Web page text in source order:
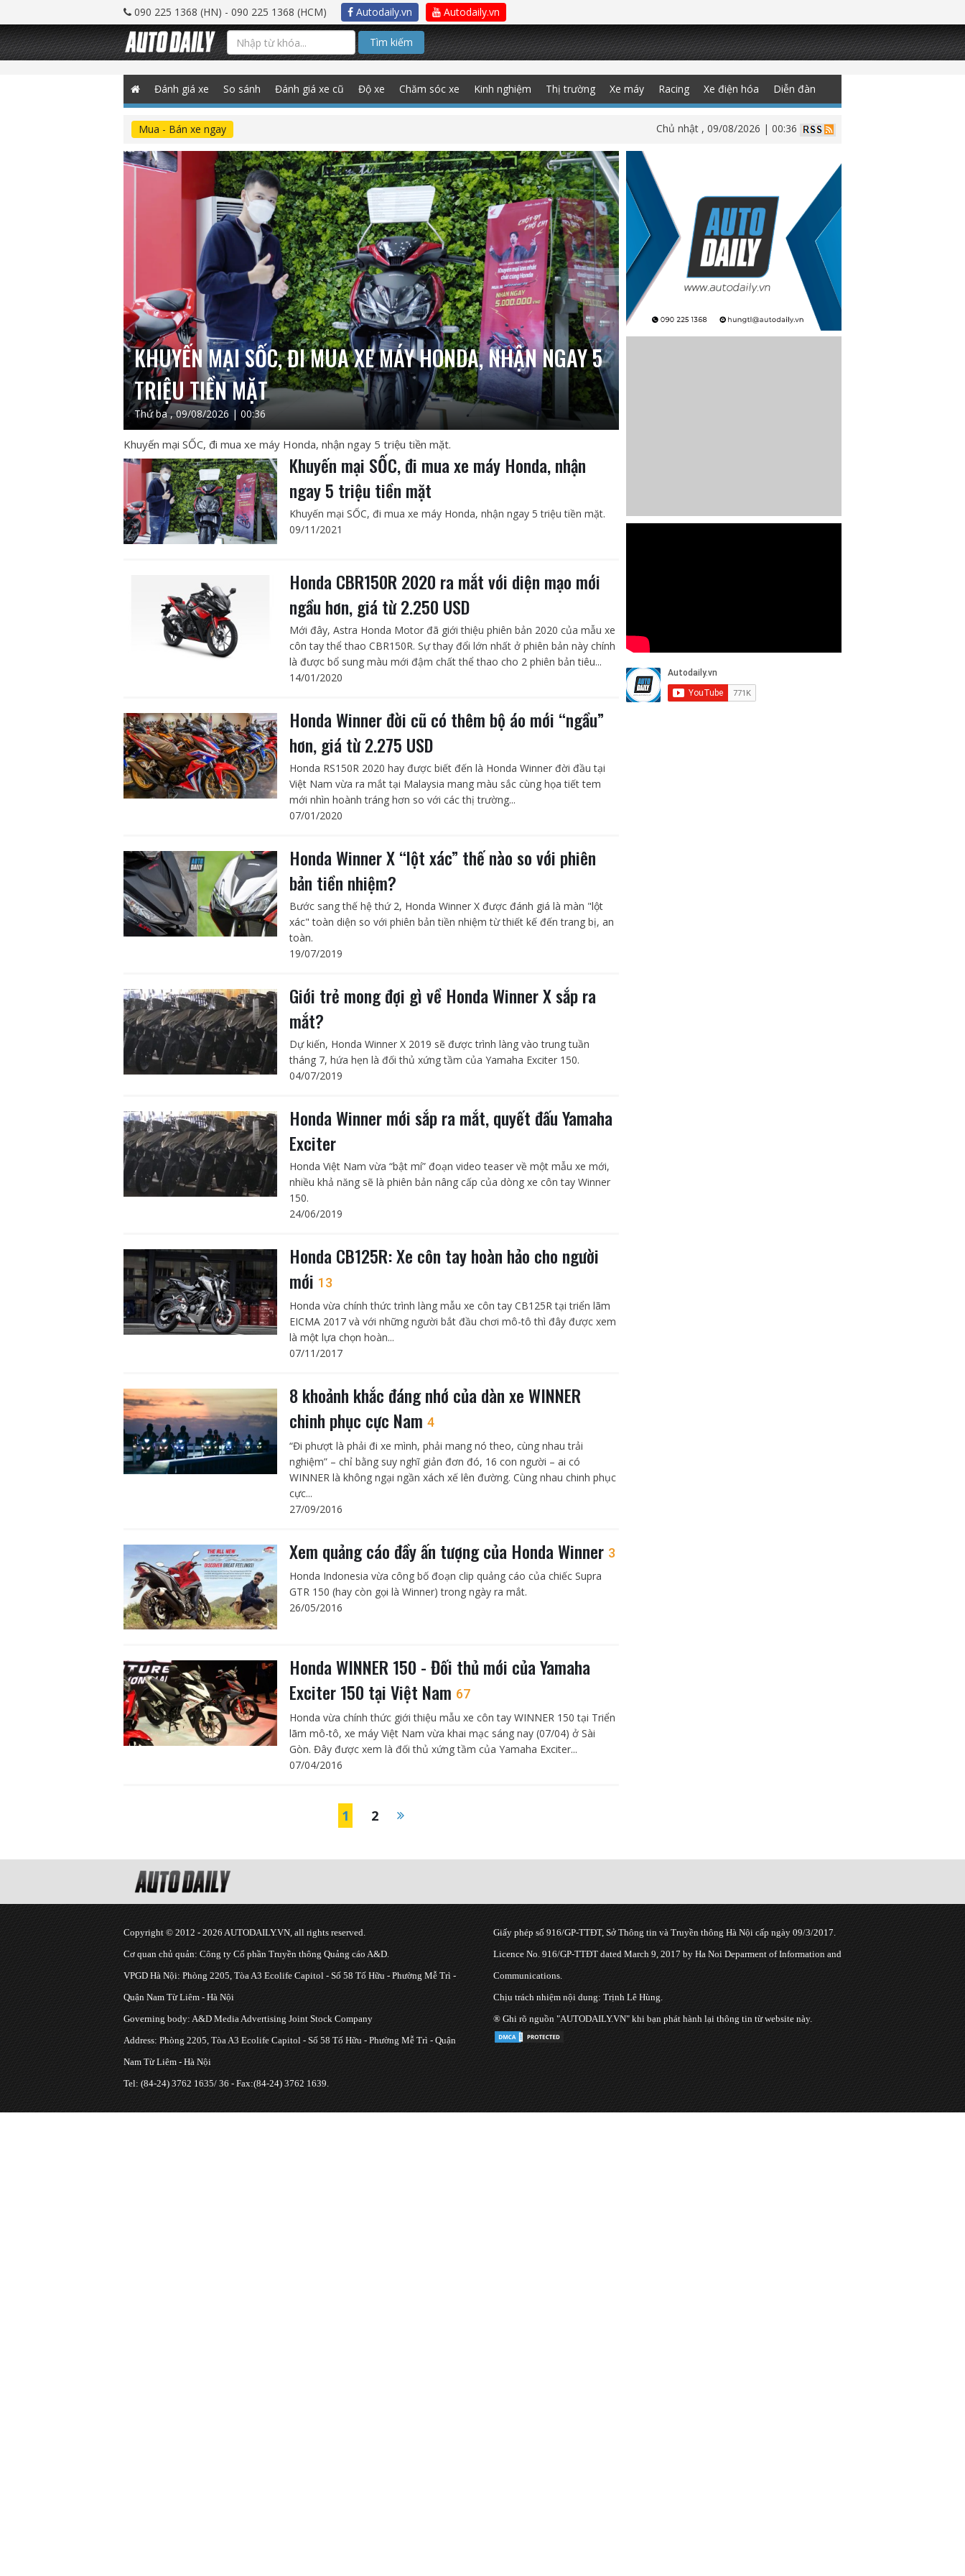
090 225 1368 (HN) - 090 225 1368 (HCM) Autodaily.vn Autodaily.vn
Tìm kiếm
Đánh giá xe So sánh Đánh giá xe cũ Độ xe Chăm sóc xe Kinh nghiệm Thị trường Xe máy Racing Xe điện hóa Diễn đàn
Mua - Bán xe ngay Chủ nhật , 09/08/2026 | 00:36
KHUYẾN MẠI SỐC, ĐI MUA XE MÁY HONDA, NHẬN NGAY 5
TRIỆU TIỀN MẶT
Thứ ba , 09/08/2026 | 00:36
Khuyến mại SỐC, đi mua xe máy Honda, nhận ngay 5 triệu tiền mặt.
Khuyến mại SỐC, đi mua xe máy Honda, nhận
ngay 5 triệu tiền mặt
Khuyến mại SỐC, đi mua xe máy Honda, nhận ngay 5 triệu tiền mặt.
09/11/2021
Honda CBR150R 2020 ra mắt với diện mạo mới
ngầu hơn, giá từ 2.250 USD
Mới đây, Astra Honda Motor đã giới thiệu phiên bản 2020 của mẫu xe
côn tay thể thao CBR150R. Sự thay đổi lớn nhất ở phiên bản này chính
là được bổ sung màu mới đậm chất thể thao cho 2 phiên bản tiêu...
14/01/2020
Honda Winner đời cũ có thêm bộ áo mới “ngầu”
hơn, giá từ 2.275 USD
Honda RS150R 2020 hay được biết đến là Honda Winner đời đầu tại
Việt Nam vừa ra mắt tại Malaysia mang màu sắc cùng họa tiết tem
mới nhìn hoành tráng hơn so với các thị trường...
07/01/2020
Honda Winner X “lột xác” thế nào so với phiên
bản tiền nhiệm?
Bước sang thế hệ thứ 2, Honda Winner X được đánh giá là màn "lột
xác" toàn diện so với phiên bản tiền nhiệm từ thiết kế đến trang bị, an
toàn.
19/07/2019
Giới trẻ mong đợi gì về Honda Winner X sắp ra
mắt?
Dự kiến, Honda Winner X 2019 sẽ được trình làng vào trung tuần
tháng 7, hứa hẹn là đối thủ xứng tầm của Yamaha Exciter 150.
04/07/2019
Honda Winner mới sắp ra mắt, quyết đấu Yamaha
Exciter
Honda Việt Nam vừa “bật mí” đoạn video teaser về một mẫu xe mới,
nhiều khả năng sẽ là phiên bản nâng cấp của dòng xe côn tay Winner
150.
24/06/2019
Honda CB125R: Xe côn tay hoàn hảo cho người
mới 13
Honda vừa chính thức trình làng mẫu xe côn tay CB125R tại triển lãm
EICMA 2017 và với những người bắt đầu chơi mô-tô thì đây được xem
là một lựa chọn hoàn...
07/11/2017
8 khoảnh khắc đáng nhớ của dàn xe WINNER
chinh phục cực Nam4
“Đi phượt là phải đi xe mình, phải mang nó theo, cùng nhau trải
nghiệm” – chỉ bằng suy nghĩ giản đơn đó, 16 con người – ai có
WINNER là không ngại ngần xách xế lên đường. Cùng nhau chinh phục
cực...
27/09/2016
Xem quảng cáo đầy ấn tượng của Honda Winner 3
Honda Indonesia vừa công bố đoạn clip quảng cáo của chiếc Supra
GTR 150 (hay còn gọi là Winner) trong ngày ra mắt.
26/05/2016
Honda WINNER 150 - Đối thủ mới của Yamaha
Exciter 150 tại Việt Nam 67
Honda vừa chính thức giới thiệu mẫu xe côn tay WINNER 150 tại Triển
lãm mô-tô, xe máy Việt Nam vừa khai mạc sáng nay (07/04) ở Sài
Gòn. Đây được xem là đối thủ xứng tầm của Yamaha Exciter...
07/04/2016
1 2
Copyright © 2012 - 2026 AUTODAILY.VN, all rights reserved.
Cơ quan chủ quản: Công ty Cổ phần Truyền thông Quảng cáo A&D.
VPGD Hà Nội: Phòng 2205, Tòa A3 Ecolife Capitol - Số 58 Tố Hữu - Phường Mễ Trì -
Quận Nam Từ Liêm - Hà Nội
Governing body: A&D Media Advertising Joint Stock Company
Address: Phòng 2205, Tòa A3 Ecolife Capitol - Số 58 Tố Hữu - Phường Mễ Trì - Quận
Nam Từ Liêm - Hà Nội
Tel: (84-24) 3762 1635/ 36 - Fax:(84-24) 3762 1639.
Giấy phép số 916/GP-TTĐT, Sở Thông tin và Truyền thông Hà Nội cấp ngày 09/3/2017.
Licence No. 916/GP-TTĐT dated March 9, 2017 by Ha Noi Deparment of Information and
Communications.
Chịu trách nhiệm nội dung: Trịnh Lê Hùng.
® Ghi rõ nguồn "AUTODAILY.VN" khi bạn phát hành lại thông tin từ website này.